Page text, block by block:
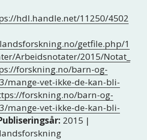
hdl.handle.net/11250/4502
getfile.php/1
Arbeidsnotater/2015/Notat_
forskning.no/barn-og-
mange-vet-ikke-de-kan-bli-
forskning.no/barn-og-
mange-vet-ikke-de-kan-bli-
2015 |